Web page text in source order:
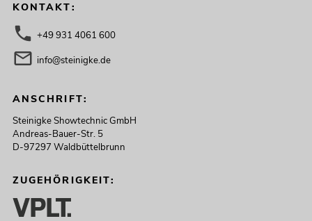
KONTAKT:
+49 931 4061 600
info@steinigke.de
ANSCHRIFT:
Steinigke Showtechnic GmbH
Andreas-Bauer-Str. 5
D-97297 Waldbüttelbrunn
ZUGEHÖRIGKEIT: